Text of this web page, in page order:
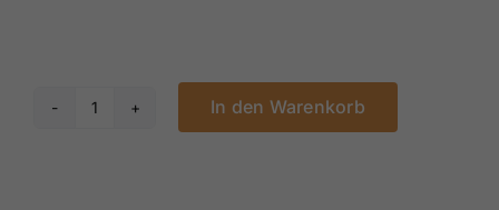
In den Warenkorb